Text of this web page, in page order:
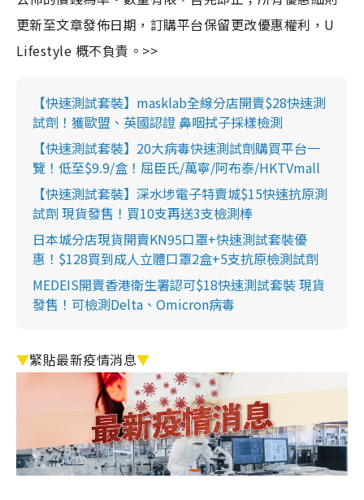
更新至文章發佈日期，訂購平台保留更改優惠權利，U
Lifestyle 概不負責。>>
【快速測試套裝】masklab全線分店開賣$28快速測
試劑！獲歐盟、英國認證 鼻咽拭子採樣檢測
【快速測試套裝】20大病毒快速測試劑購買平台一
覽！低至$9.9/盒！屈臣氏/萬寧/阿布泰/HKTVmall
【快速測試套裝】深水埗電子特賣城$15快速抗原測
試劑 現貨發售！買10支再送3支檢測棒
日本城分店現貨開賣KN95口罩+快速測試套裝優
惠！$128買到成人立體口罩2盒+5支抗原檢測試劑
MEDEIS開賣香港衛生署認可$18快速測試套裝 現貨
發售！可檢測Delta、Omicron病毒
▼緊貼最新疫情消息▼